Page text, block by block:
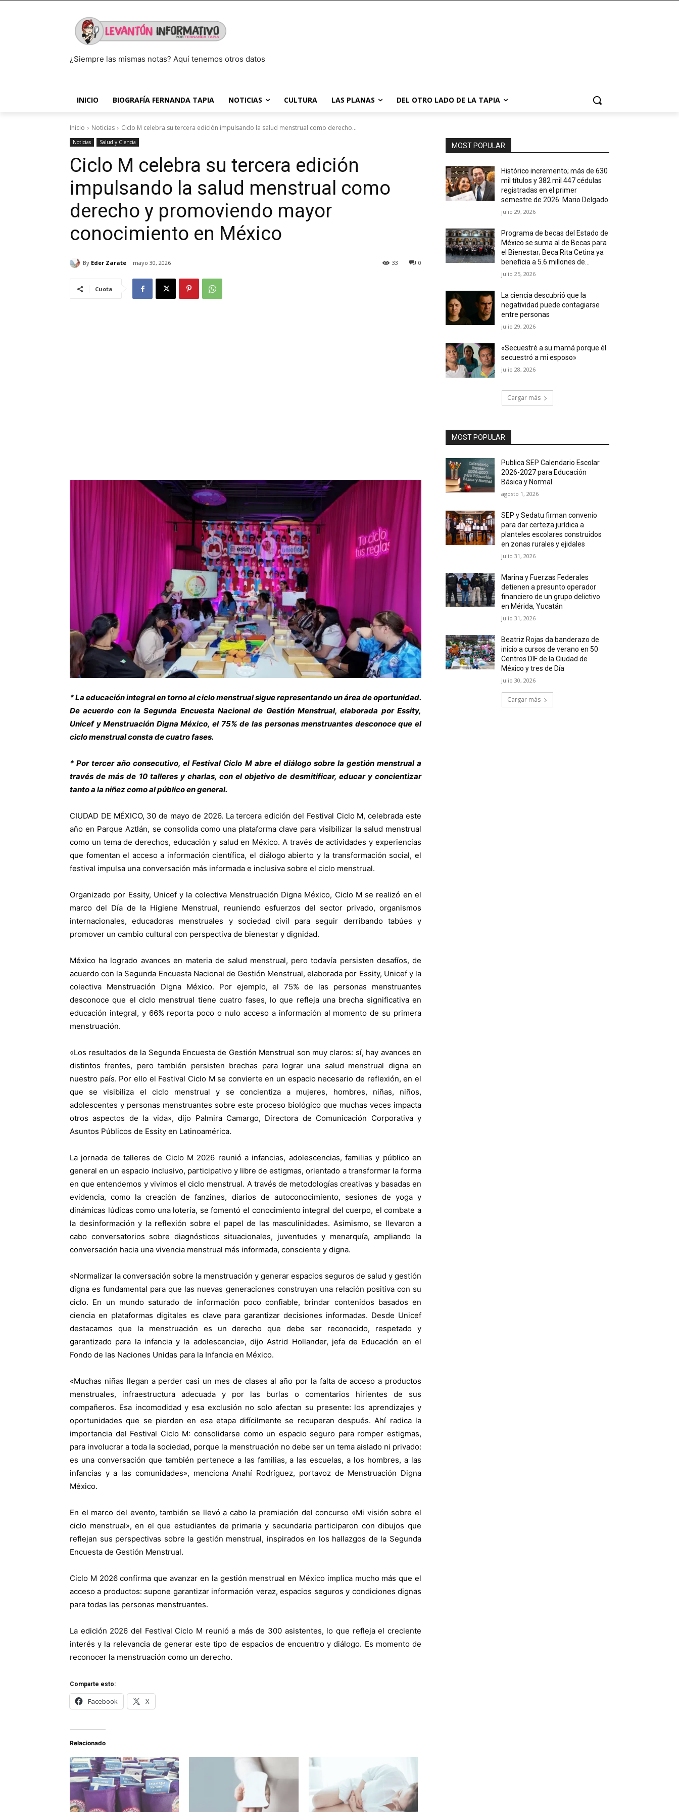
¿Siempre las mismas notas? Aquí tenemos otros datos
INICIO BIOGRAFÍA FERNANDA TAPIA NOTICIAS CULTURA LAS PLANAS DEL OTRO LADO DE LA TAPIA
Inicio Noticias Ciclo M celebra su tercera edición impulsando la salud menstrual como derecho...
Noticias Salud y Ciencia
Ciclo M celebra su tercera edición
impulsando la salud menstrual como
derecho y promoviendo mayor
conocimiento en México
By Eder Zarate mayo 30, 2026 0
33
Cuota
* La educación integral en torno al ciclo menstrual sigue representando un área de oportunidad.
De acuerdo con la Segunda Encuesta Nacional de Gestión Menstrual, elaborada por Essity,
Unicef y Menstruación Digna México, el 75% de las personas menstruantes desconoce que el
ciclo menstrual consta de cuatro fases.
* Por tercer año consecutivo, el Festival Ciclo M abre el diálogo sobre la gestión menstrual a
través de más de 10 talleres y charlas, con el objetivo de desmitificar, educar y concientizar
tanto a la niñez como al público en general.
CIUDAD DE MÉXICO, 30 de mayo de 2026. La tercera edición del Festival Ciclo M, celebrada este
año en Parque Aztlán, se consolida como una plataforma clave para visibilizar la salud menstrual
como un tema de derechos, educación y salud en México. A través de actividades y experiencias
que fomentan el acceso a información científica, el diálogo abierto y la transformación social, el
festival impulsa una conversación más informada e inclusiva sobre el ciclo menstrual.
Organizado por Essity, Unicef y la colectiva Menstruación Digna México, Ciclo M se realizó en el
marco del Día de la Higiene Menstrual, reuniendo esfuerzos del sector privado, organismos
internacionales, educadoras menstruales y sociedad civil para seguir derribando tabúes y
promover un cambio cultural con perspectiva de bienestar y dignidad.
México ha logrado avances en materia de salud menstrual, pero todavía persisten desafíos, de
acuerdo con la Segunda Encuesta Nacional de Gestión Menstrual, elaborada por Essity, Unicef y la
colectiva Menstruación Digna México. Por ejemplo, el 75% de las personas menstruantes
desconoce que el ciclo menstrual tiene cuatro fases, lo que refleja una brecha significativa en
educación integral, y 66% reporta poco o nulo acceso a información al momento de su primera
menstruación.
«Los resultados de la Segunda Encuesta de Gestión Menstrual son muy claros: sí, hay avances en
distintos frentes, pero también persisten brechas para lograr una salud menstrual digna en
nuestro país. Por ello el Festival Ciclo M se convierte en un espacio necesario de reflexión, en el
que se visibiliza el ciclo menstrual y se concientiza a mujeres, hombres, niñas, niños,
adolescentes y personas menstruantes sobre este proceso biológico que muchas veces impacta
otros aspectos de la vida», dijo Palmira Camargo, Directora de Comunicación Corporativa y
Asuntos Públicos de Essity en Latinoamérica.
La jornada de talleres de Ciclo M 2026 reunió a infancias, adolescencias, familias y público en
general en un espacio inclusivo, participativo y libre de estigmas, orientado a transformar la forma
en que entendemos y vivimos el ciclo menstrual. A través de metodologías creativas y basadas en
evidencia, como la creación de fanzines, diarios de autoconocimiento, sesiones de yoga y
dinámicas lúdicas como una lotería, se fomentó el conocimiento integral del cuerpo, el combate a
la desinformación y la reflexión sobre el papel de las masculinidades. Asimismo, se llevaron a
cabo conversatorios sobre diagnósticos situacionales, juventudes y menarquía, ampliando la
conversación hacia una vivencia menstrual más informada, consciente y digna.
«Normalizar la conversación sobre la menstruación y generar espacios seguros de salud y gestión
digna es fundamental para que las nuevas generaciones construyan una relación positiva con su
ciclo. En un mundo saturado de información poco confiable, brindar contenidos basados en
ciencia en plataformas digitales es clave para garantizar decisiones informadas. Desde Unicef
destacamos que la menstruación es un derecho que debe ser reconocido, respetado y
garantizado para la infancia y la adolescencia», dijo Astrid Hollander, jefa de Educación en el
Fondo de las Naciones Unidas para la Infancia en México.
«Muchas niñas llegan a perder casi un mes de clases al año por la falta de acceso a productos
menstruales, infraestructura adecuada y por las burlas o comentarios hirientes de sus
compañeros. Esa incomodidad y esa exclusión no solo afectan su presente: los aprendizajes y
oportunidades que se pierden en esa etapa difícilmente se recuperan después. Ahí radica la
importancia del Festival Ciclo M: consolidarse como un espacio seguro para romper estigmas,
para involucrar a toda la sociedad, porque la menstruación no debe ser un tema aislado ni privado:
es una conversación que también pertenece a las familias, a las escuelas, a los hombres, a las
infancias y a las comunidades», menciona Anahí Rodríguez, portavoz de Menstruación Digna
México.
En el marco del evento, también se llevó a cabo la premiación del concurso «Mi visión sobre el
ciclo menstrual», en el que estudiantes de primaria y secundaria participaron con dibujos que
reflejan sus perspectivas sobre la gestión menstrual, inspirados en los hallazgos de la Segunda
Encuesta de Gestión Menstrual.
Ciclo M 2026 confirma que avanzar en la gestión menstrual en México implica mucho más que el
acceso a productos: supone garantizar información veraz, espacios seguros y condiciones dignas
para todas las personas menstruantes.
La edición 2026 del Festival Ciclo M reunió a más de 300 asistentes, lo que refleja el creciente
interés y la relevancia de generar este tipo de espacios de encuentro y diálogo. Es momento de
reconocer la menstruación como un derecho.
Comparte esto:
Facebook X
Relacionado
MOST POPULAR
Histórico incremento; más de 630
mil títulos y 382 mil 447 cédulas
registradas en el primer
semestre de 2026: Mario Delgado
julio 29, 2026
Programa de becas del Estado de
México se suma al de Becas para
el Bienestar; Beca Rita Cetina ya
beneficia a 5.6 millones de...
julio 25, 2026
La ciencia descubrió que la
negatividad puede contagiarse
entre personas
julio 29, 2026
«Secuestré a su mamá porque él
secuestró a mi esposo»
julio 28, 2026
Cargar más
MOST POPULAR
Publica SEP Calendario Escolar
2026-2027 para Educación
Básica y Normal
agosto 1, 2026
SEP y Sedatu firman convenio
para dar certeza jurídica a
planteles escolares construidos
en zonas rurales y ejidales
julio 31, 2026
Marina y Fuerzas Federales
detienen a presunto operador
financiero de un grupo delictivo
en Mérida, Yucatán
julio 31, 2026
Beatriz Rojas da banderazo de
inicio a cursos de verano en 50
Centros DIF de la Ciudad de
México y tres de Día
julio 30, 2026
Cargar más